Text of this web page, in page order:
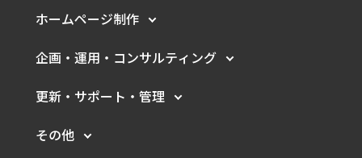
ホームページ制作
企画・運用・ コンサルティング
更新・サポート・管理
その他